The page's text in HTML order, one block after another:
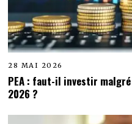
28 MAI 2026
PEA : faut-il investir malgré
2026 ?